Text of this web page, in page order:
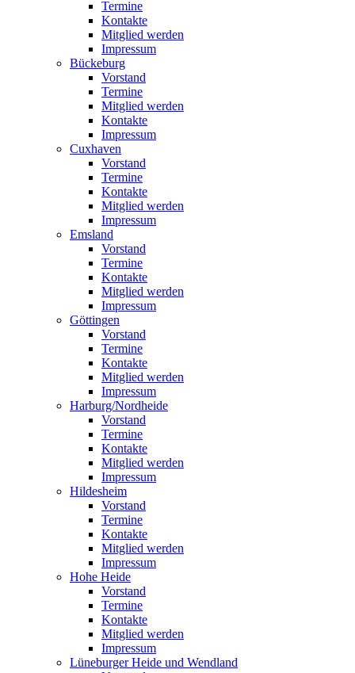
Termine
Kontakte
Mitglied werden
Impressum
Bückeburg
Vorstand
Termine
Mitglied werden
Kontakte
Impressum
Cuxhaven
Vorstand
Termine
Kontakte
Mitglied werden
Impressum
Emsland
Vorstand
Termine
Kontakte
Mitglied werden
Impressum
Göttingen
Vorstand
Termine
Kontakte
Mitglied werden
Impressum
Harburg/Nordheide
Vorstand
Termine
Kontakte
Mitglied werden
Impressum
Hildesheim
Vorstand
Termine
Kontakte
Mitglied werden
Impressum
Hohe Heide
Vorstand
Termine
Kontakte
Mitglied werden
Impressum
Lüneburger Heide und Wendland